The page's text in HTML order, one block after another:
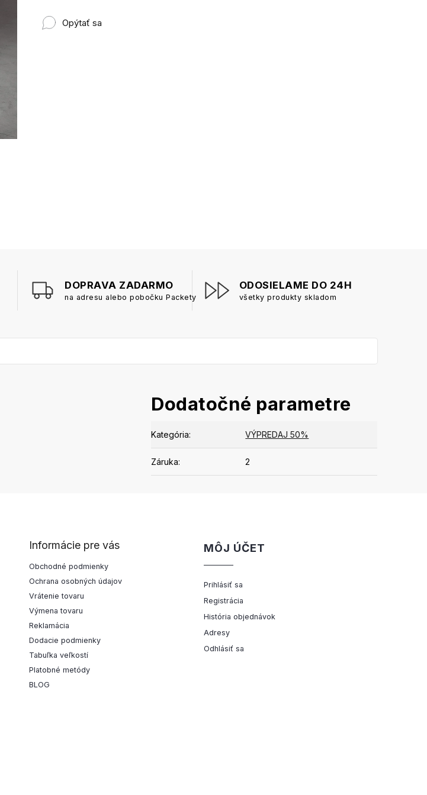
Opýtať sa
DOPRAVA ZADARMO
na adresu alebo pobočku Packety
ODOSIELAME DO 24H
všetky produkty skladom
Dodatočné parametre
Kategória: VÝPREDAJ 50%
Záruka: 2
Informácie pre vás
Obchodné podmienky
Ochrana osobných údajov
Vrátenie tovaru
Výmena tovaru
Reklamácia
Dodacie podmienky
Tabuľka veľkostí
Platobné metódy
BLOG
MÔJ ÚČET
Prihlásiť sa
Registrácia
História objednávok
Adresy
Odhlásiť sa